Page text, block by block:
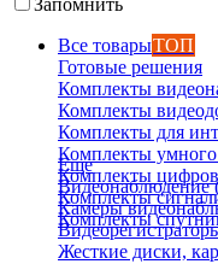
Все товарыТОП
Готовые решения
Комплекты
Комплекты
Комплекты для
Комплекты
Комплекты
Комплекты
Комплекты
Еще
Камеры
Жесткие диски,